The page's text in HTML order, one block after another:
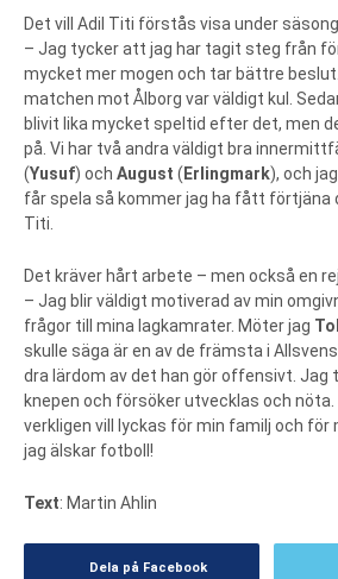
Det vill Adil Titi förstås visa under
– Jag tycker att jag har tagit steg från
mycket mer mogen och tar bättre
matchen mot Ålborg var väldigt kul.
blivit lika mycket speltid efter det, men
på. Vi har två andra väldigt bra
(Yusuf) och August ( Erlingmark), och
får spela så kommer jag ha fått förtjäna
Titi.
Det kräver hårt arbete – men också en
– Jag blir väldigt motiverad av min
frågor till mina lagkamrater. Möter jag
skulle säga är en av de främsta i
dra lärdom av det han gör offensivt. Jag
knepen och försöker utvecklas och
verkligen vill lyckas för min familj och för
jag älskar fotboll!
Text: Martin Ahlin
Dela på Facebook